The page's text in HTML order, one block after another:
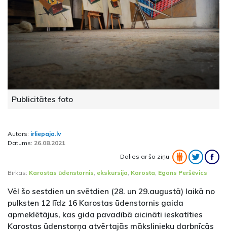
Publicitātes foto
Autors: irliepaja.lv
Datums: 26.08.2021
Dalies ar šo ziņu:
Birkas: Karostas ūdenstornis, ekskursija, Karosta, Egons Peršēvics
Vēl šo sestdien un svētdien (28. un 29.augustā) laikā no
pulksten 12 līdz 16 Karostas ūdenstornis gaida
apmeklētājus, kas gida pavadībā aicināti ieskatīties
Karostas ūdenstorņa atvērtajās mākslinieku darbnīcās